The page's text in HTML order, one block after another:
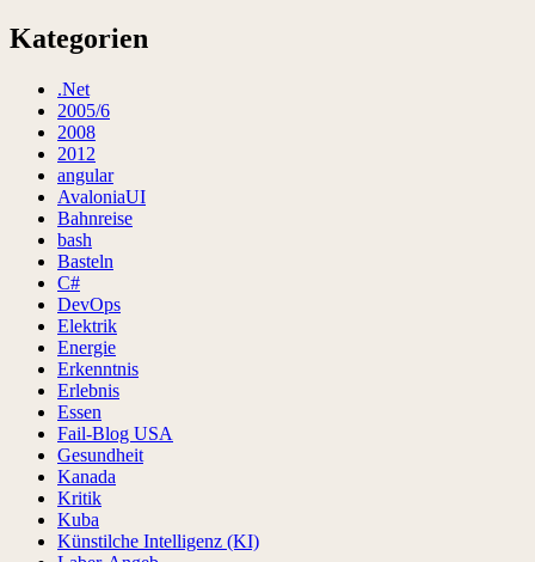
Kategorien
.Net
2005/6
2008
2012
angular
AvaloniaUI
Bahnreise
bash
Basteln
C#
DevOps
Elektrik
Energie
Erkenntnis
Erlebnis
Essen
Fail-Blog USA
Gesundheit
Kanada
Kritik
Kuba
Künstilche Intelligenz (KI)